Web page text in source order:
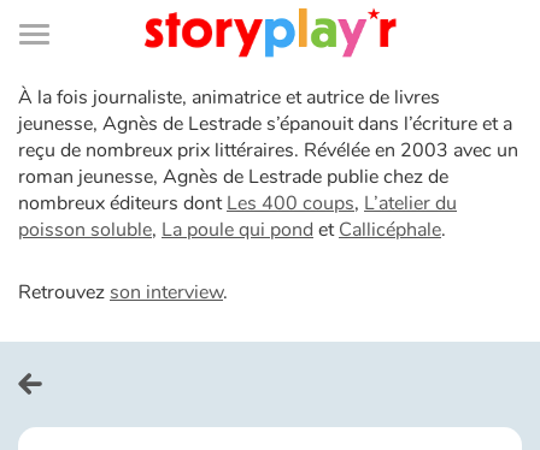
Connexion
Bibliothèque
de
Menu
Log in
Try for free
Library
Home
À la fois journaliste, animatrice et autrice de livres
jeunesse, Agnès de Lestrade s’épanouit dans l’écriture et a
reçu de nombreux prix littéraires. Révélée en 2003 avec un
roman jeunesse, Agnès de Lestrade publie chez de
nombreux éditeurs dontLes 400 coups, L’atelier du
poisson soluble, La poule qui pond etCallicéphale.
Retrouvezson interview.